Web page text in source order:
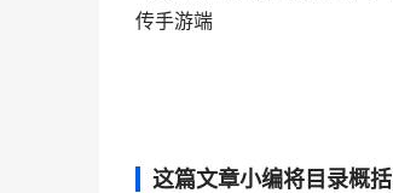
传手游端
这篇文章小编将目录概括